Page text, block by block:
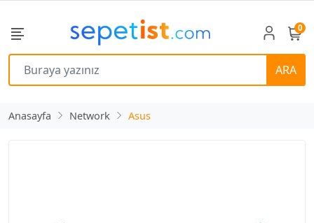
ARA
0
Anasayfa Network Asus